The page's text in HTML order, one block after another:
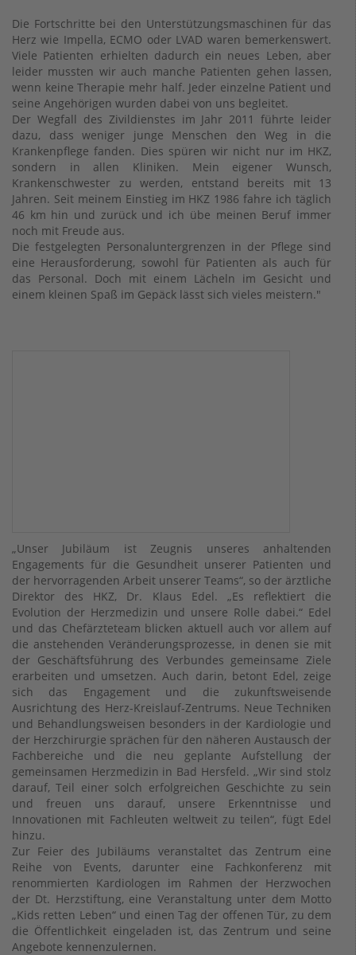
Die Fortschritte bei den Unterstützungsmaschinen für das
Herz wie Impella, ECMO oder LVAD waren bemerkenswert.
Viele Patienten erhielten dadurch ein neues Leben, aber
leider mussten wir auch manche Patienten gehen lassen,
wenn keine Therapie mehr half. Jeder einzelne Patient und
seine Angehörigen wurden dabei von uns begleitet.
Der Wegfall des Zivildienstes im Jahr 2011 führte leider
dazu, dass weniger junge Menschen den Weg in die
Krankenpflege fanden. Dies spüren wir nicht nur im HKZ,
sondern in allen Kliniken. Mein eigener Wunsch,
Krankenschwester zu werden, entstand bereits mit 13
Jahren. Seit meinem Einstieg im HKZ 1986 fahre ich täglich
46 km hin und zurück und ich übe meinen Beruf immer
noch mit Freude aus.
Die festgelegten Personaluntergrenzen in der Pflege sind
eine Herausforderung, sowohl für Patienten als auch für
das Personal. Doch mit einem Lächeln im Gesicht und
einem kleinen Spaß im Gepäck lässt sich vieles meistern."
„Unser Jubiläum ist Zeugnis unseres anhaltenden
Engagements für die Gesundheit unserer Patienten und
der hervorragenden Arbeit unserer Teams“, so der ärztliche
Direktor des HKZ, Dr. Klaus Edel. „Es reflektiert die
Evolution der Herzmedizin und unsere Rolle dabei.“ Edel
und das Chefärzteteam blicken aktuell auch vor allem auf
die anstehenden Veränderungsprozesse, in denen sie mit
der Geschäftsführung des Verbundes gemeinsame Ziele
erarbeiten und umsetzen. Auch darin, betont Edel, zeige
sich das Engagement und die zukunftsweisende
Ausrichtung des Herz-Kreislauf-Zentrums. Neue Techniken
und Behandlungsweisen besonders in der Kardiologie und
der Herzchirurgie sprächen für den näheren Austausch der
Fachbereiche und die neu geplante Aufstellung der
gemeinsamen Herzmedizin in Bad Hersfeld. „Wir sind stolz
darauf, Teil einer solch erfolgreichen Geschichte zu sein
und freuen uns darauf, unsere Erkenntnisse und
Innovationen mit Fachleuten weltweit zu teilen“, fügt Edel
hinzu.
Zur Feier des Jubiläums veranstaltet das Zentrum eine
Reihe von Events, darunter eine Fachkonferenz mit
renommierten Kardiologen im Rahmen der Herzwochen
der Dt. Herzstiftung, eine Veranstaltung unter dem Motto
„Kids retten Leben“ und einen Tag der offenen Tür, zu dem
die Öffentlichkeit eingeladen ist, das Zentrum und seine
Angebote kennenzulernen.